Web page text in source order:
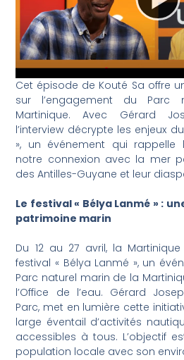
Cet épisode de Kouté Sa offre
sur l’engagement du
Martinique. Avec Gérard
l’interview décrypte les enjeux
», un événement qui rappelle
notre connexion avec la mer
des Antilles-Guyane et leur
Le festival « Bélya Lanmé » :
patrimoine marin
Du 12 au 27 avril, la
festival « Bélya Lanmé », un
Parc naturel marin de la
l’Office de l’eau. Gérard
Parc, met en lumière cette
large éventail d’activités
accessibles à tous. L’objectif
population locale avec son